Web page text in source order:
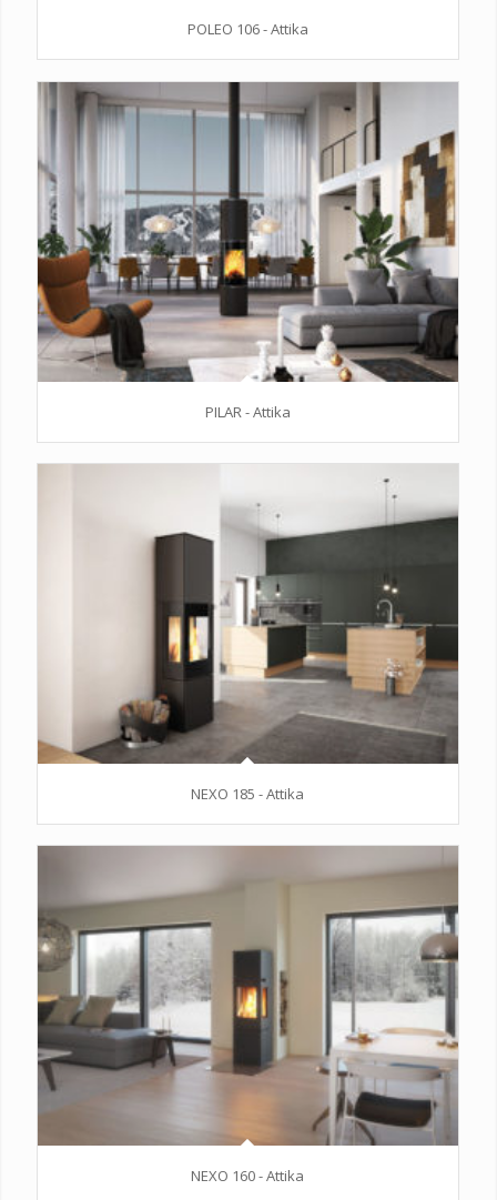
POLEO 106 - Attika
PILAR - Attika
NEXO 185 - Attika
NEXO 160 - Attika